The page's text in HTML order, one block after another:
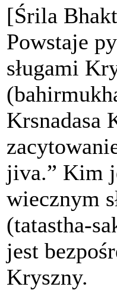
[Śrila
Powstaje
sługami
Krsnadasa
jiva.” Kim
wiecznym
(tatastha-
jest
Kryszny.